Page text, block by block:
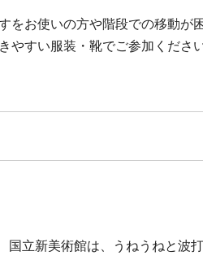
お使いの方や階段での移動が
すい服装・靴でご参加ください
国立新美術館は、うねうねと波